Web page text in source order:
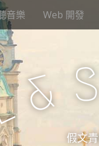
音樂 Web 開發
& S
假文